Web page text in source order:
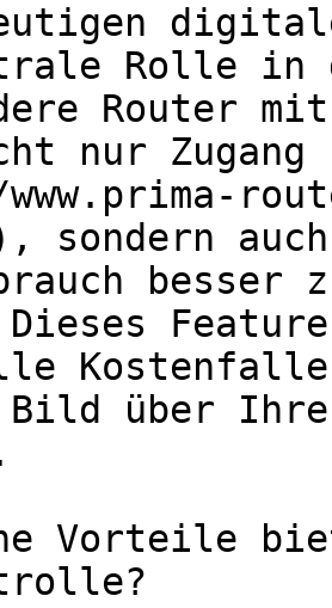
Rolle in
Router
nur
sondern
besser
über
Vorteile